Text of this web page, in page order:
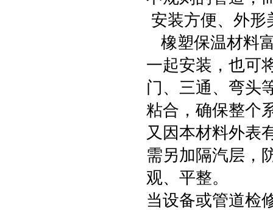
安装方便、外形
橡塑保温材料
一起安装，也可
门、三通、弯头
粘合，确保整个
又因本材料外表
需另加隔汽层，
观、平整。
当设备或管道检